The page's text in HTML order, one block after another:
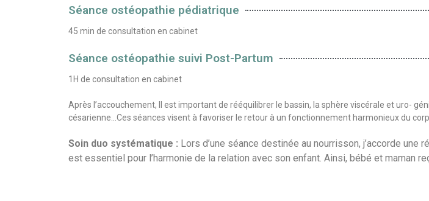
Séance ostéopathie pédiatrique
45 min de consultation en cabinet
Séance ostéopathie suivi Post-Partum
1H de consultation en cabinet
Après l’accouchement, Il est important de rééquilibrer le bassin, la sphère viscérale et uro-
césarienne...Ces séances visent à favoriser le retour à un fonctionnement harmonieux du
Soin duo systématique : Lors d’une séance destinée au nourrisson, j’accorde
est essentiel pour l’harmonie de la relation avec son enfant. Ainsi, bébé et maman